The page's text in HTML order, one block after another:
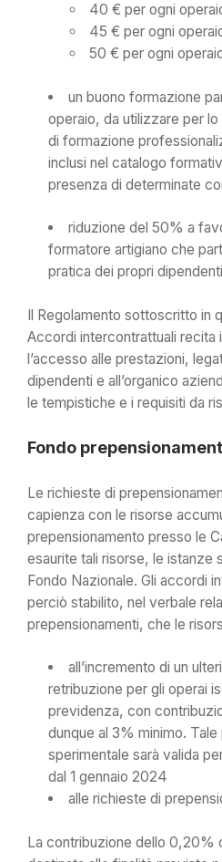
40 € per ogni
45 € per ogni
50 € per ogni
un buono formazione
operaio, da utilizzare per
di formazione
inclusi nel catalogo
presenza di determinate
riduzione del 50% a
formatore artigiano che
pratica dei propri
Il Regolamento sottoscritto in
Accordi intercontrattuali recita
l’accesso alle prestazioni,
dipendenti e all’organico
le tempistiche e i requisiti da
Fondo
Le richieste di
capienza con le risorse
prepensionamento presso le
esaurite tali risorse, le istanze
Fondo Nazionale. Gli accordi
perciò stabilito, nel verbale
prepensionamenti, che le
all’incremento di un
retribuzione per gli operai
previdenza, con
dunque al 3% minimo.
sperimentale sarà valida
dal 1 gennaio 2024
alle richieste di
La contribuzione dello 0,20%